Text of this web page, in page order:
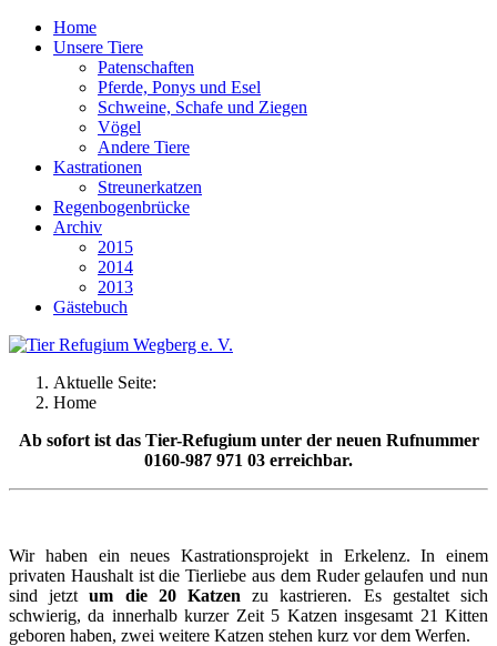
Home
Unsere Tiere
Patenschaften
Pferde, Ponys und Esel
Schweine, Schafe und Ziegen
Vögel
Andere Tiere
Kastrationen
Streunerkatzen
Regenbogenbrücke
Archiv
2015
2014
2013
Gästebuch
Aktuelle Seite:
Home
Ab sofort ist das Tier-Refugium unter der neuen Rufnummer
0160-987 971 03 erreichbar.
Wir haben ein neues Kastrationsprojekt in Erkelenz.In einem
privaten Haushalt ist die Tierliebe aus dem Ruder gelaufen und nun
sind jetztum die 20 Katzen zu kastrieren. Es gestaltet sich
schwierig, da innerhalb kurzer Zeit 5 Katzen insgesamt 21 Kitten
geboren haben, zwei weitere Katzen stehen kurz vor dem Werfen.